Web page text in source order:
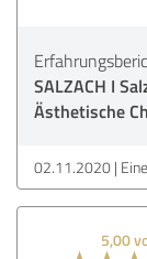
SALZACH I
Ästhetische
02.11.2020
5,00